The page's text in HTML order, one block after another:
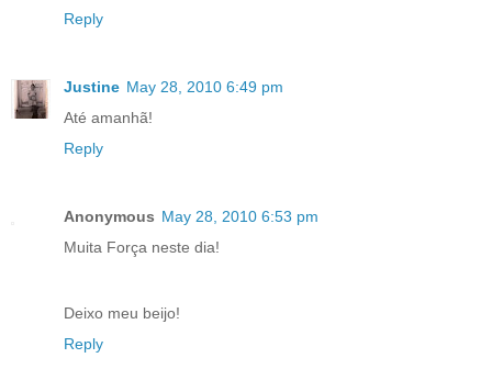
Reply
Justine May 28, 2010 6:49 pm
Até amanhã!
Reply
Anonymous May 28, 2010 6:53 pm
Muita Força neste dia!
Deixo meu beijo!
Reply